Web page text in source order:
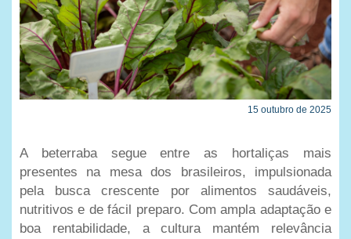
15 outubro de 2025
A beterraba segue entre as hortaliças mais
presentes na mesa dos brasileiros, impulsionada
pela busca crescente por alimentos saudáveis,
nutritivos e de fácil preparo. Com ampla adaptação e
boa rentabilidade, a cultura mantém relevância